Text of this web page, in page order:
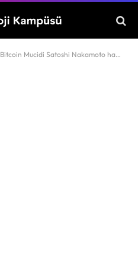
Bitcoin Mucidi Satoshi Nakamoto hakkında şaşırtan iddia! HBO’nun belgeseli gündemde